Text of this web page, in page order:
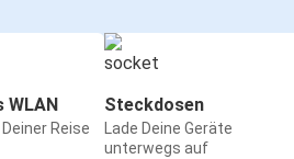
WLAN
Reise
Steckdosen
Lade Deine Geräte
unterwegs auf